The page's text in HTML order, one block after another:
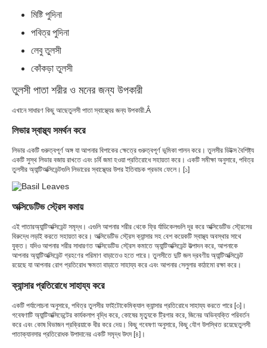
মিষ্টি পুদিনা
পবিত্র পুদিনা
লেবু তুলসী
কোঁকড়া তুলসী
তুলসী পাতা শরীর ও মনের জন্য উপকারী
এখানে সাধারণ কিছু আছেতুলসী পাতা স্বাস্থ্যের জন্য উপকারী .Â
লিভার স্বাস্থ্য সমর্থন করে
লিভার একটি গুরুত্বপূর্ণ অঙ্গ যা আপনার বিপাকের ক্ষেত্রে গুরুত্বপূর্ণ ভূমিকা পালন করে। তুলসীর ডিটক্স বৈশিষ্ট্য
একটি সুস্থ লিভার বজায় রাখতে এবং চর্বি জমা হওয়া প্রতিরোধে সহায়তা করে। একটি সমীক্ষা অনুসারে, পবিত্র
তুলসীর অ্যান্টিঅক্সিডেন্টগুলি লিভারের স্বাস্থ্যের উপর ইতিবাচক প্রভাব ফেলে। [১]
অক্সিডেটিভ স্ট্রেস কমায়
এই পাতারঅ্যান্টিঅক্সিডেন্ট সমৃদ্ধ। এগুলি আপনার শরীর থেকে ফ্রি র্যাডিকেলগুলি দূর করে অক্সিডেটিভ স্ট্রেসের
বিরুদ্ধে লড়াই করতে সহায়তা করে। অক্সিডেটিভ স্ট্রেস ক্যান্সার সহ বেশ কয়েকটি স্বাস্থ্য অবস্থার সাথে
যুক্ত। যদিও আপনার শরীর সাধারণত অক্সিডেটিভ স্ট্রেস কমাতে অ্যান্টিঅক্সিডেন্ট উত্পাদন করে, আপনাকে
আপনার অ্যান্টিঅক্সিডেন্ট গ্রহণের পরিমাণ বাড়াতেও হতে পারে। তুলসীতে দুটি জল দ্রবণীয় অ্যান্টিঅক্সিডেন্ট
রয়েছে যা আপনার রোগ প্রতিরোধ ক্ষমতা বাড়াতে সাহায্য করে এবং আপনার সেলুলার কাঠামো রক্ষা করে।
ক্যান্সার প্রতিরোধে সাহায্য করে
একটি পর্যালোচনা অনুসারে, পবিত্র তুলসীর ফাইটোকেমিক্যাল ক্যান্সার প্রতিরোধে সাহায্য করতে পারে [৩]।
গবেষণাটি অ্যান্টিঅক্সিডেন্টের কার্যকলাপ বৃদ্ধি করে, কোষের মৃত্যুকে ট্রিগার করে, জিনের অভিব্যক্তি পরিবর্তন
করে এবং কোষ বিভাজন প্রক্রিয়াকে ধীর করে দেয়। কিছু গবেষণা অনুসারে, কিছু যৌগ উপস্থিত রয়েছেতুলসী
পাতাক্যানসার প্রতিরোধক উপাদানের একটি সমৃদ্ধ উৎস [৪]।